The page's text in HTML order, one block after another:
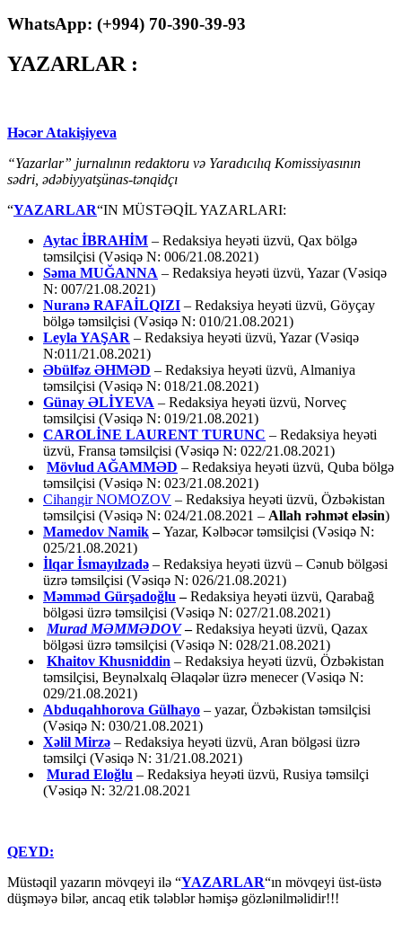
WhatsApp: (+994) 70-390-39-93
YAZARLAR :
Həcər Atakişiyeva
“Yazarlar” jurnalının redaktoru və Yaradıcılıq Komissiyasının
sədri, ədəbiyyatşünas-tənqidçı
“YAZARLAR“IN MÜSTƏQİL YAZARLARI:
Aytac İBRAHİM – Redaksiya heyəti üzvü, Qax bölgə
təmsilçisi (Vəsiqə N: 006/21.08.2021)
Səma MUĞANNA – Redaksiya heyəti üzvü, Yazar (Vəsiqə
N: 007/21.08.2021)
Nuranə RAFAİLQIZI – Redaksiya heyəti üzvü, Göyçay
bölgə təmsilçisi (Vəsiqə N: 010/21.08.2021)
Leyla YAŞAR – Redaksiya heyəti üzvü, Yazar (Vəsiqə
N:011/21.08.2021)
Əbülfəz ƏHMƏD – Redaksiya heyəti üzvü, Almaniya
təmsilçisi (Vəsiqə N: 018/21.08.2021)
Günay ƏLİYEVA – Redaksiya heyəti üzvü, Norveç
təmsilçisi (Vəsiqə N: 019/21.08.2021)
CAROLİNE LAURENT TURUNC – Redaksiya heyəti
üzvü, Fransa təmsilçisi (Vəsiqə N: 022/21.08.2021)
Mövlud AĞAMMƏD – Redaksiya heyəti üzvü, Quba bölgə
təmsilçisi (Vəsiqə N: 023/21.08.2021)
Cihangir NOMOZOV – Redaksiya heyəti üzvü, Özbəkistan
təmsilçisi (Vəsiqə N: 024/21.08.2021 – Allah rəhmət eləsin)
Mamedov Namik–Yazar, Kəlbəcər təmsilçisi (Vəsiqə N:
025/21.08.2021)
İlqar İsmayılzadə – Redaksiya heyəti üzvü – Cənub bölgəsi
üzrə təmsilçisi (Vəsiqə N: 026/21.08.2021)
Məmməd Gürşadoğlu –Redaksiya heyəti üzvü, Qarabağ
bölgəsi üzrə təmsilçisi (Vəsiqə N: 027/21.08.2021)
Murad MƏMMƏDOV –Redaksiya heyəti üzvü, Qazax
bölgəsi üzrə təmsilçisi (Vəsiqə N: 028/21.08.2021)
Khaitov Khusniddin – Redaksiya heyəti üzvü, Özbəkistan
təmsilçisi, Beynəlxalq Əlaqələr üzrə menecer (Vəsiqə N:
029/21.08.2021)
Abduqahhorova Gülhayo – yazar, Özbəkistan təmsilçisi
(Vəsiqə N: 030/21.08.2021)
Xəlil Mirzə – Redaksiya heyəti üzvü, Aran bölgəsi üzrə
təmsilçi (Vəsiqə N: 31/21.08.2021)
Murad Eloğlu – Redaksiya heyəti üzvü, Rusiya təmsilçi
(Vəsiqə N: 32/21.08.2021
QEYD:
Müstəqil yazarın mövqeyi ilə “YAZARLAR“ın mövqeyi üst-üstə
düşməyə bilər, ancaq etik tələblər həmişə gözlənilməlidir!!!